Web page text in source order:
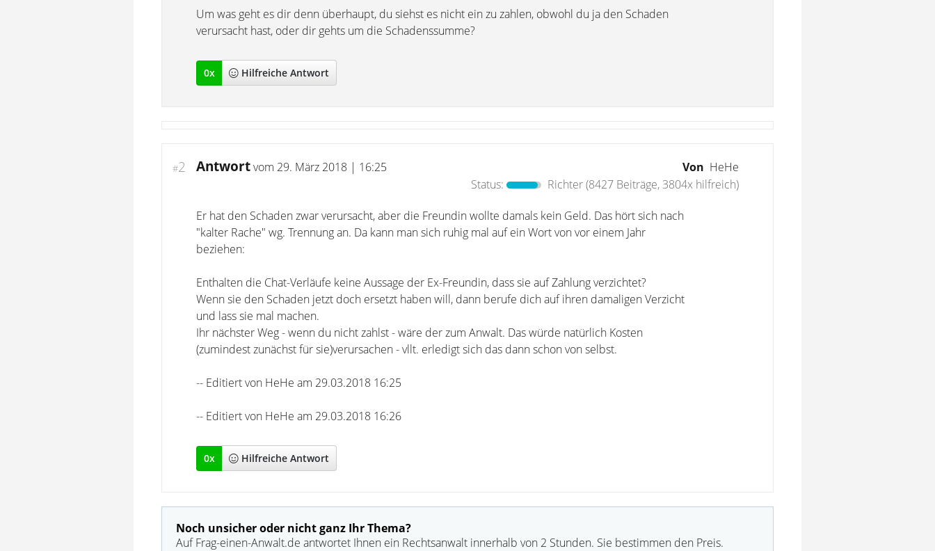
Um was geht es dir denn überhaupt, du siehst es nicht ein zu zahlen, obwohl du ja den Schaden
verursacht hast, oder dir gehts um die Schadenssumme?
0x Hilfreiche Antwort
#2 Antwortvom 29. März 2018 | 16:25 Von HeHe
Status:
Richter(8427 Beiträge, 3804x hilfreich)
Er hat den Schaden zwar verursacht, aber die Freundin wollte damals kein Geld. Das hört sich nach
"kalter Rache" wg. Trennung an. Da kann man sich ruhig mal auf ein Wort von vor einem Jahr
beziehen:
Enthalten die Chat-Verläufe keine Aussage der Ex-Freundin, dass sie auf Zahlung verzichtet?
Wenn sie den Schaden jetzt doch ersetzt haben will, dann berufe dich auf ihren damaligen Verzicht
und lass sie mal machen.
Ihr nächster Weg - wenn du nicht zahlst - wäre der zum Anwalt. Das würde natürlich Kosten
(zumindest zunächst für sie)verursachen - vllt. erledigt sich das dann schon von selbst.
-- Editiert von HeHe am 29.03.2018 16:25
-- Editiert von HeHe am 29.03.2018 16:26
0x Hilfreiche Antwort
Noch unsicher oder nicht ganz Ihr Thema?
Auf Frag-einen-Anwalt.de antwortet Ihnen ein Rechtsanwalt innerhalb von 2 Stunden. Sie bestimmen den Preis.